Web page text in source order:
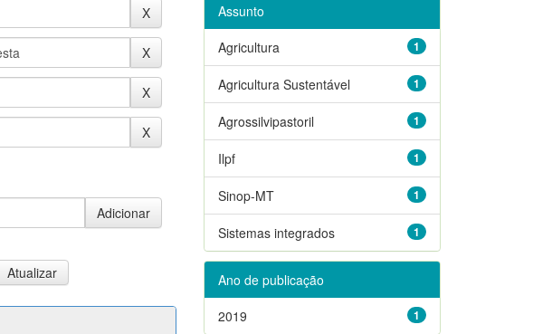
Assunto
1
Agricultura
1
Agricultura Sustentável
1
Agrossilvipastoril
1
Ilpf
1
Sinop-MT
1
Sistemas integrados
Ano de publicação
1
2019